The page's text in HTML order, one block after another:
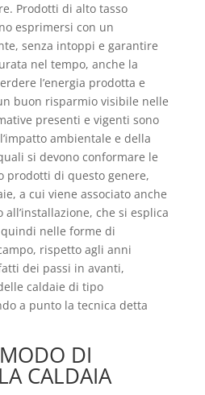
Prodotti di alto tasso
esprimersi con un
senza intoppi e garantire
nel tempo, anche la
l’energia prodotta e
buon risparmio visibile nelle
presenti e vigenti sono
ambientale e della
si devono conformare le
prodotti di questo genere,
a cui viene associato anche
all’installazione, che si esplica
nelle forme di
rispetto agli anni
dei passi in avanti,
caldaie di tipo
a punto la tecnica detta
DI
CALDAIA